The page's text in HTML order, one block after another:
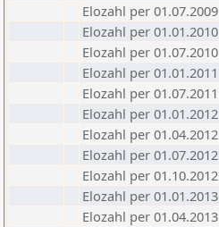
Elozahl per 01.07.2009
Elozahl per 01.01.2010
Elozahl per 01.07.2010
Elozahl per 01.01.2011
Elozahl per 01.07.2011
Elozahl per 01.01.2012
Elozahl per 01.04.2012
Elozahl per 01.07.2012
Elozahl per 01.10.2012
Elozahl per 01.01.2013
Elozahl per 01.04.2013